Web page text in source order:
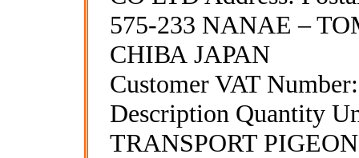
575-233 NANAE –
CHIВА ЈАРАN
Customer VAT
Description Quantity
TRANSPORT